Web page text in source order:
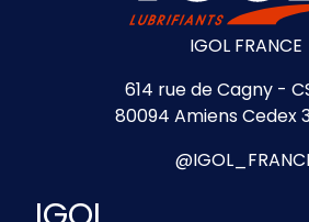
IGOL FRANCE
614 rue de Cagny -
80094 Amiens Cedex